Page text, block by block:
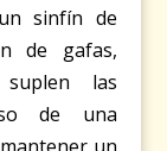
sinfín de
de gafas,
las
de una